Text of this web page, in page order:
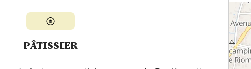
PÂTISSIER